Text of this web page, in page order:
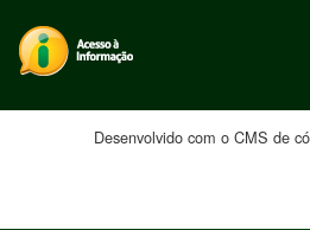
Desenvolvido com o CMS de